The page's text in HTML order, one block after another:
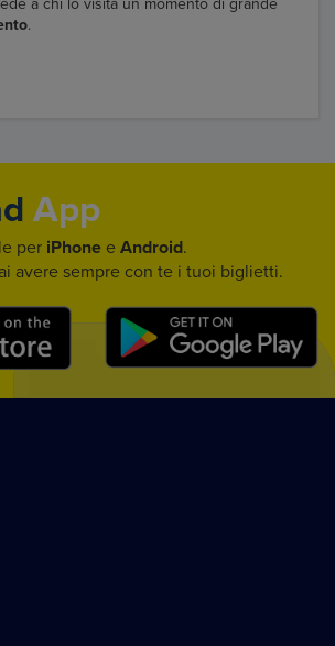
a chi lo visita un momento di grande
.
App
per iPhone e Android.
avere sempre con te i tuoi biglietti.